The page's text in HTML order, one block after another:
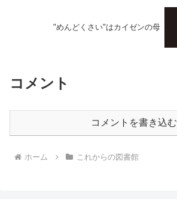
"めんどくさい"はカイゼンの母
コメント
コメントを書き込む
ホーム これからの図書館